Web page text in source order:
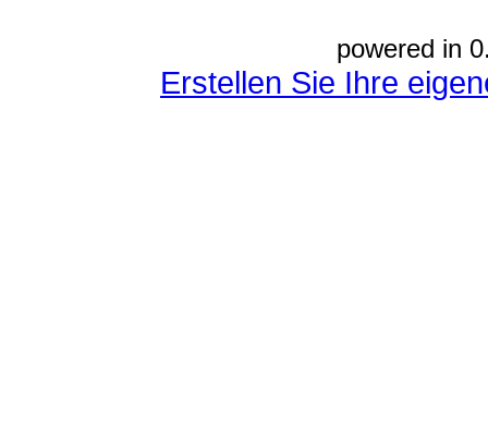
powered in
Erstellen Sie Ihre